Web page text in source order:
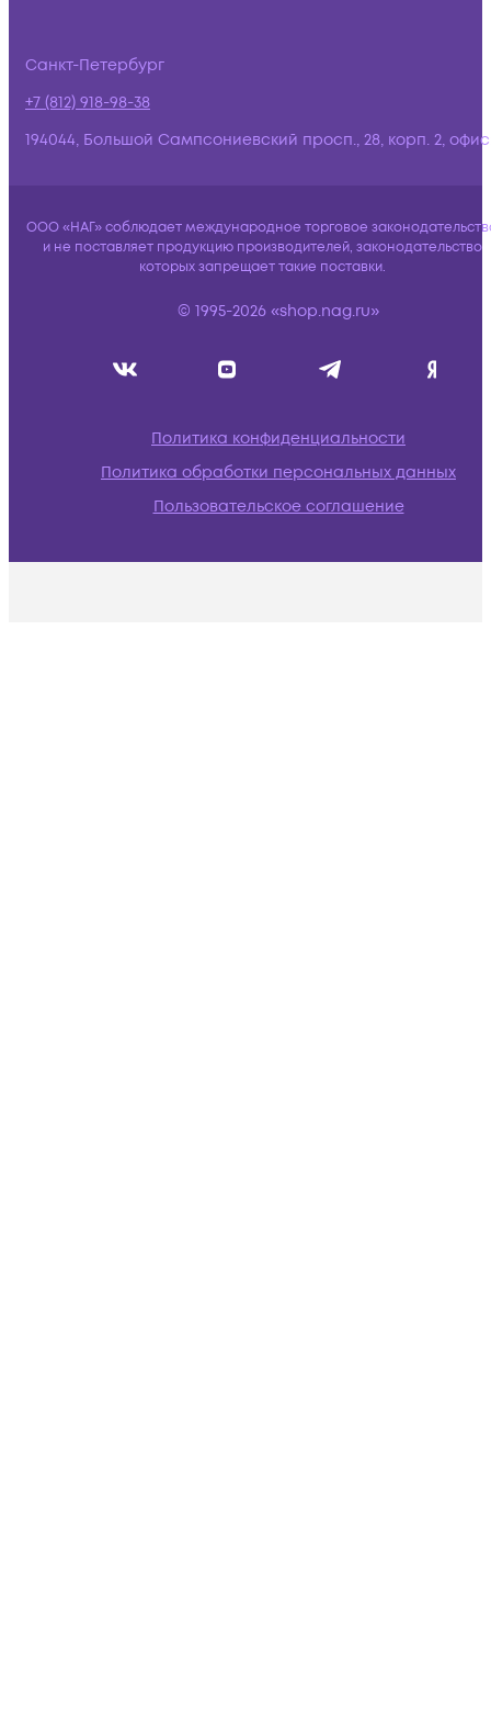
Санкт-Петербург
+7 (812) 918-98-38
194044, Большой Сампсониевский просп., 28, корп. 2,
ООО «НАГ» соблюдает международное торговое
и не поставляет продукцию производителей, законодательство
которых запрещает такие поставки.
© 1995-2026 «shop.nag.ru»
Политика конфиденциальности
Политика обработки персональных данных
Пользовательское соглашение